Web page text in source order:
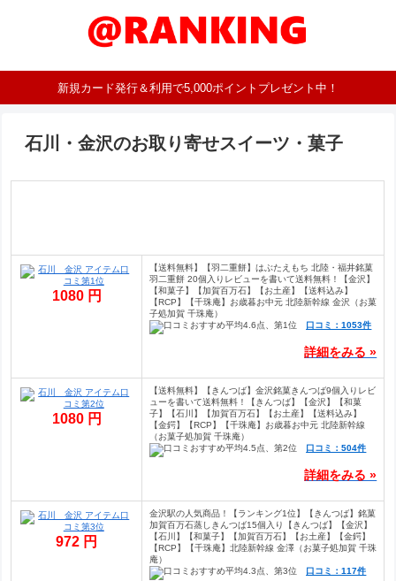
新規カード発行＆利用で5,000ポイントプレゼント中！
石川・金沢のお取り寄せスイーツ・菓子
1080 円
【送料無料】【羽二重餅】はぶたえもち 北陸・福井銘菓
羽二重餅 20個入りレビューを書いて送料無料！【金沢】
【和菓子】【加賀百万石】【お土産】【送料込み】
【RCP】【千珠庵】お歳暮お中元 北陸新幹線 金沢（お菓
子処加賀 千珠庵）
口コミ：1053件
詳細をみる »
1080 円
【送料無料】【きんつば】金沢銘菓きんつば9個入りレビ
ューを書いて送料無料！【きんつば】【金沢】【和菓
子】【石川】【加賀百万石】【お土産】【送料込み】
【金鍔】【RCP】【千珠庵】お歳暮お中元 北陸新幹線
（お菓子処加賀 千珠庵）
口コミ：504件
詳細をみる »
972 円
金沢駅の人気商品！【ランキング1位】【きんつば】銘菓
加賀百万石蒸しきんつば15個入り【きんつば】【金沢】
【石川】【和菓子】【加賀百万石】【お土産】【金鍔】
【RCP】【千珠庵】北陸新幹線 金澤（お菓子処加賀 千珠
庵）
口コミ：117件